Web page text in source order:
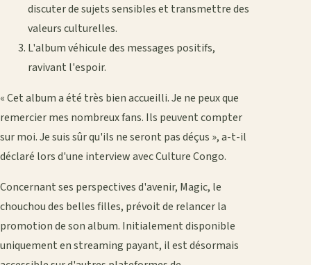
discuter de sujets sensibles et transmettre des
valeurs culturelles.
L'album véhicule des messages positifs,
ravivant l'espoir.
« Cet album a été très bien accueilli. Je ne peux que
remercier mes nombreux fans. Ils peuvent compter
sur moi. Je suis sûr qu'ils ne seront pas déçus », a-t-il
déclaré lors d'une interview avec Culture Congo.
Concernant ses perspectives d'avenir, Magic, le
chouchou des belles filles, prévoit de relancer la
promotion de son album. Initialement disponible
uniquement en streaming payant, il est désormais